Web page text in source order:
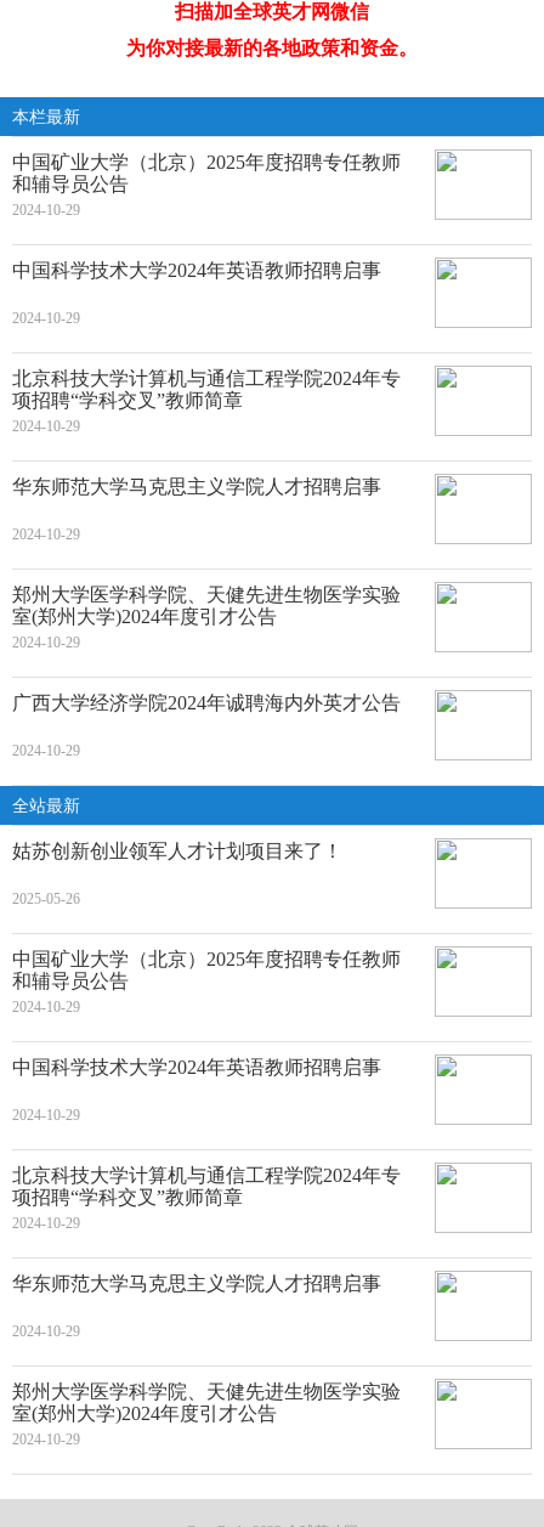
扫描加全球英才网微信
为你对接最新的各地政策和资金。
本栏最新
中国矿业大学（北京）2025年度招聘专任教师
和辅导员公告
2024-10-29
中国科学技术大学2024年英语教师招聘启事
2024-10-29
北京科技大学计算机与通信工程学院2024年专
项招聘“学科交叉”教师简章
2024-10-29
华东师范大学马克思主义学院人才招聘启事
2024-10-29
郑州大学医学科学院、天健先进生物医学实验
室(郑州大学)2024年度引才公告
2024-10-29
广西大学经济学院2024年诚聘海内外英才公告
2024-10-29
全站最新
姑苏创新创业领军人才计划项目来了！
2025-05-26
中国矿业大学（北京）2025年度招聘专任教师
和辅导员公告
2024-10-29
中国科学技术大学2024年英语教师招聘启事
2024-10-29
北京科技大学计算机与通信工程学院2024年专
项招聘“学科交叉”教师简章
2024-10-29
华东师范大学马克思主义学院人才招聘启事
2024-10-29
郑州大学医学科学院、天健先进生物医学实验
室(郑州大学)2024年度引才公告
2024-10-29